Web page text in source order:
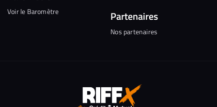
Voir le Baromètre Partenaires
Nos partenaires